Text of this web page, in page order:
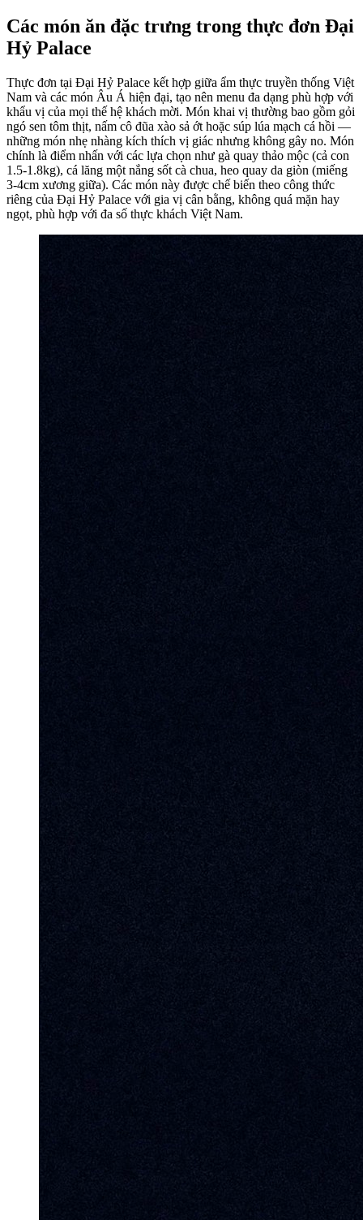
Các món ăn đặc trưng trong thực đơn Đại
Hỷ Palace
Thực đơn tại Đại Hỷ Palace kết hợp giữa ẩm thực truyền thống Việt
Nam và các món Âu Á hiện đại, tạo nên menu đa dạng phù hợp với
khẩu vị của mọi thế hệ khách mời. Món khai vị thường bao gồm gỏi
ngó sen tôm thịt, nấm cô đũa xào sả ớt hoặc súp lúa mạch cá hồi —
những món nhẹ nhàng kích thích vị giác nhưng không gây no. Món
chính là điểm nhấn với các lựa chọn như gà quay thảo mộc (cả con
1.5-1.8kg), cá lăng một nắng sốt cà chua, heo quay da giòn (miếng
3-4cm xương giữa). Các món này được chế biến theo công thức
riêng của Đại Hỷ Palace với gia vị cân bằng, không quá mặn hay
ngọt, phù hợp với đa số thực khách Việt Nam.